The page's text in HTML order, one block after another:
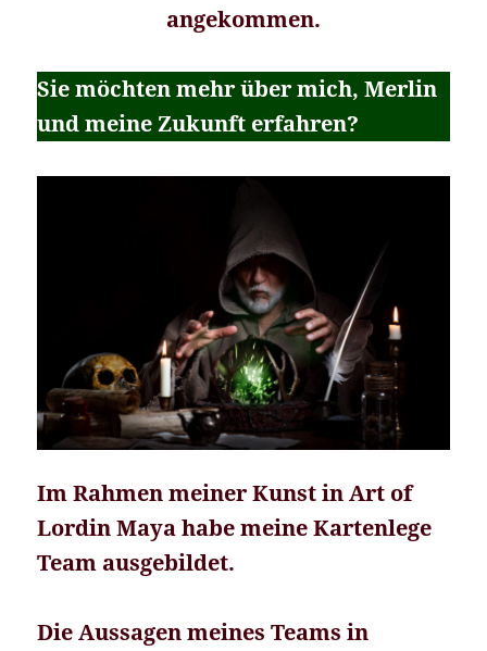
angekommen.
Sie möchten mehr über mich, Merlin
und meine Zukunft erfahren?
Im Rahmen meiner Kunst in Art of
Lordin Maya habe meine Kartenlege
Team ausgebildet.
Die Aussagen meines Teams in